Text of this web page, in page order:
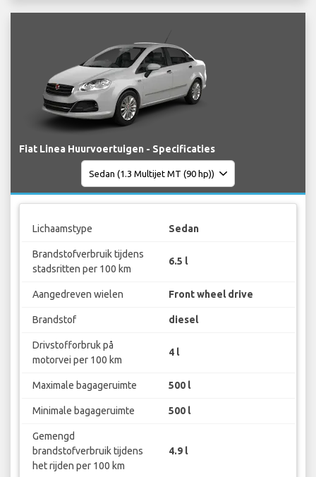
Fiat Linea Huurvoertuigen - Specificaties
Lichaamstype Sedan
Brandstofverbruik tijdens
stadsritten per 100 km
6.5 l
Aangedreven wielen Front wheel drive
Brandstof diesel
Drivstofforbruk på
motorvei per 100 km
4 l
Maximale bagageruimte 500 l
Minimale bagageruimte 500 l
Gemengd
brandstofverbruik tijdens
het rijden per 100 km
4.9 l